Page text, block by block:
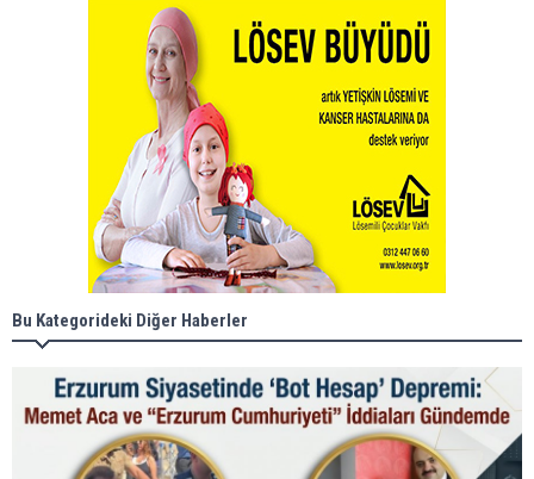
Bu Kategorideki Diğer Haberler